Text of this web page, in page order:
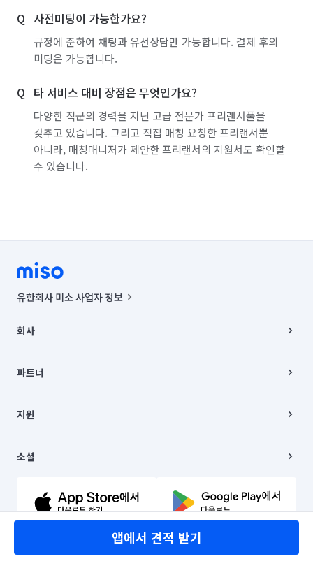
사전미팅이 가능한가요?
규정에 준하여 채팅과 유선상담만 가능합니다. 결제 후의
미팅은 가능합니다.
타 서비스 대비 장점은 무엇인가요?
다양한 직군의 경력을 지닌 고급 전문가 프리랜서풀을
갖추고 있습니다. 그리고 직접 매칭 요청한 프리랜서뿐
아니라, 매칭매니저가 제안한 프리랜서의 지원서도 확인할
수 있습니다.
앱에서 견적 받기
유한회사 미소 사업자 정보
00019 |
주소 | 본사: 서울특별시 종로구 율곡로 6(중학동, 트윈트리빌딩) B동 5층
컨택센터 : 서울특별시 종로구 수송동 율곡로 24, 7층, 8층 미소
상품, 상품정보, 거래에 관한 의무와 책임은 거래당사자에게 있습니다.
언론 보도 관련 문의:
© 유한회사 미소. Miso, Inc. All Rights Reserved.
회사
채용
파트너
이사
지원
이용약관
문의하기
소셜
유튜브